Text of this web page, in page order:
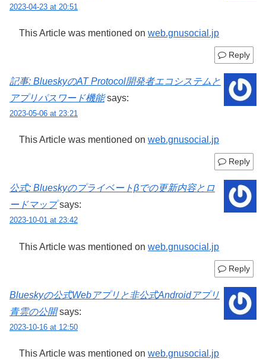
2023-04-23 at 20:51
This Article was mentioned on web.gnusocial.jp
Reply
記事: BlueskyのAT Protocol開発者エコシステムと
アプリパスワード機能 says:
2023-05-06 at 23:21
This Article was mentioned on web.gnusocial.jp
Reply
公式: Blueskyのプライベートβでの更新内容とロ
ードマップ says:
2023-10-01 at 23:42
This Article was mentioned on web.gnusocial.jp
Reply
Blueskyの公式Webアプリと非公式Androidアプリ
青雲の公開 says:
2023-10-16 at 12:50
This Article was mentioned on web.gnusocial.jp